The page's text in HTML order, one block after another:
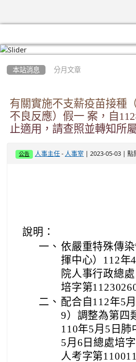
本站消息 分月文章
有關實施不支薪疫苗接種
不良反應）假一 案，自
止適用，請查照並轉知所
公告 人事主任 - 人事室 | 2023-05-03 | 點
說明：
一、 依嚴重特殊傳
揮中心）112年
院人事行政總
培字第
二、 配合自112年5
9）調整為第四
110年5月5日
5月6日總處培
人考字第